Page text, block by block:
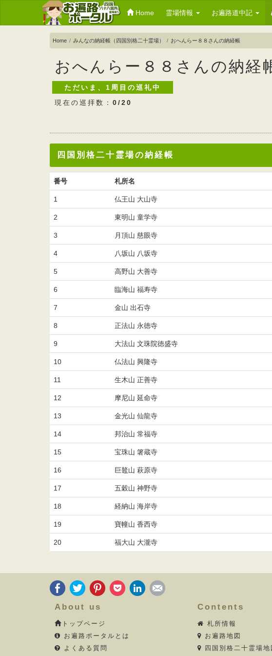
Home 霊場情報 お遍路道中記
Home みんなの納経帳（四国別格二十霊場） おへんらー８８さんの納経帳
おへんらー８８さんの納経
ただいま、1周目の巡礼中
現在の巡拝数： 0/20
四国別格二十霊場の納経帳
番号 札所名
1 仏王山 大山寺
2 東明山 童学寺
3 月頂山 慈眼寺
4 八坂山 八坂寺
5 高野山 大善寺
6 臨海山 福寿寺
7 金山 出石寺
8 正法山 永徳寺
9 大法山 文珠院徳盛寺
10 仏法山 興隆寺
11 生木山 正善寺
12 摩尼山 延命寺
13 金光山 仙龍寺
14 邦治山 常福寺
15 宝珠山 箸蔵寺
16 巨鼇山 萩原寺
17 五穀山 神野寺
18 経納山 海岸寺
19 寶幢山 香西寺
20 福大山 大瀧寺
About us
トップページ
お遍路ポータルとは
よくある質問
Contents
札所情報
お遍路地図
四国別格二十霊場地